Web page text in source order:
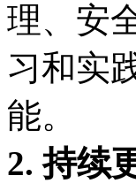
理、安
习和实
能。
2. 持续